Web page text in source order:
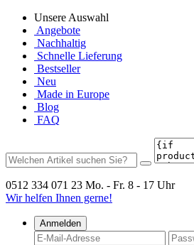
Unsere Auswahl
Angebote
Nachhaltig
Schnelle Lieferung
Bestseller
Neu
Made in Europe
Blog
FAQ
0512 334 071 23 Mo. - Fr. 8 - 17 Uhr
Wir helfen Ihnen gerne!
Anmelden